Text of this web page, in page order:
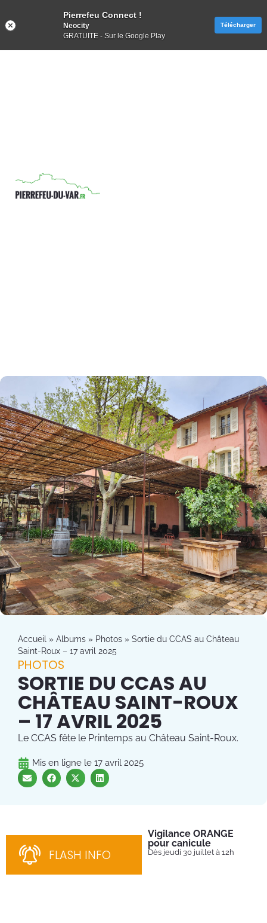
Accueil » Albums » Photos » Sortie du CCAS au Château
Saint-Roux – 17 avril 2025
PHOTOS
SORTIE DU CCAS AU
CHÂTEAU SAINT-ROUX
– 17 AVRIL 2025
Le CCAS fête le Printemps au Château Saint-Roux.
Mis en ligne le 17 avril 2025
FLASH INFO
Vigilance ORANGE
pour canicule
Dès jeudi 30 juillet à 12h
Pierrefeu Connect !
Neocity
GRATUITE - Sur le Google Play
Télécharger